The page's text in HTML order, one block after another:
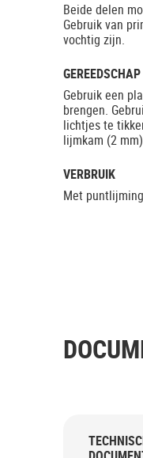
Beide delen
Gebruik van
vochtig zijn.
GEREEDSCHAP
Gebruik een
brengen.
lichtjes te
lijmkam (2
VERBRUIK
Met